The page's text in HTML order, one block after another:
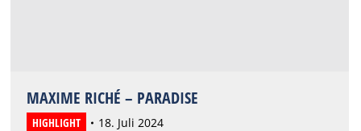
MAXIME RICHÉ – PARADISE
HIGHLIGHT 18. Juli 2024